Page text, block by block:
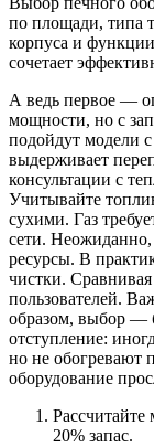
по площади, типа
корпуса и
сочетает
А ведь первое —
мощности, но с
подойдут модели
выдерживает
консультации с
Учитывайте
сухими. Газ
сети. Неожиданно,
ресурсы. В
чистки.
пользователей.
образом, выбор —
отступление:
но не обогревают
оборудование
20% запас.